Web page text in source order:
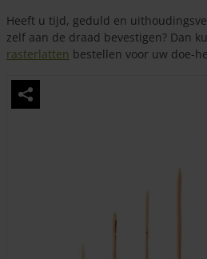
Heeft u tijd, geduld en
zelf aan de draad bevestigen? Dan
rasterlatten bestellen voor uw doe-